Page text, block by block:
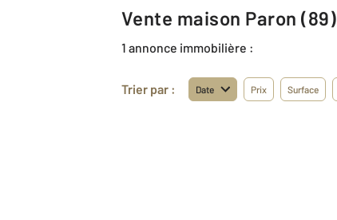
Vente maison Paron (89)
1 annonce immobilière :
Trier par : Date Prix Surface